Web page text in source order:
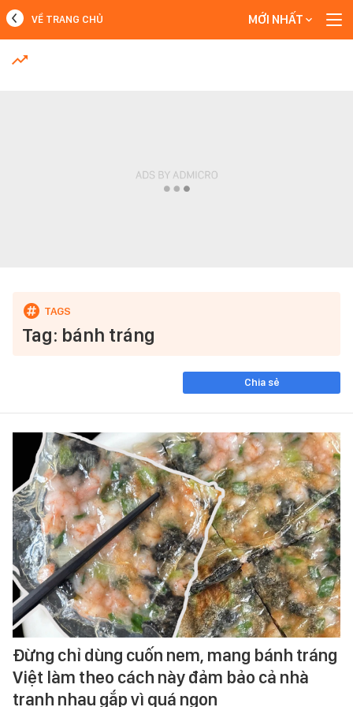
MỚI NHẤT
VỀ TRANG CHỦ MỚI NHẤT
Tag: bánh tráng
Chia sẻ
Đừng chỉ dùng cuốn nem, mang bánh tráng
Việt làm theo cách này đảm bảo cả nhà
tranh nhau gắp vì quá ngon